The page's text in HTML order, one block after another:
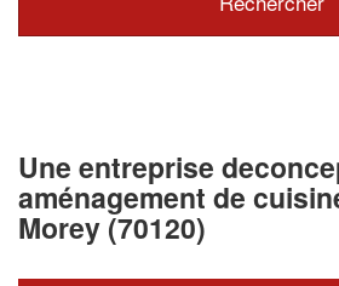
Une entreprise
aménagement de
Morey (70120)
Augmentez votre
vosmarges tout
nouveaux clients